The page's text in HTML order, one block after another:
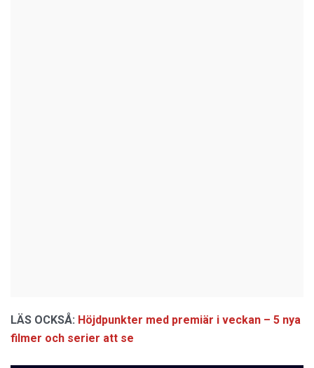
LÄS OCKSÅ: Höjdpunkter med premiär i veckan – 5 nya
filmer och serier att se